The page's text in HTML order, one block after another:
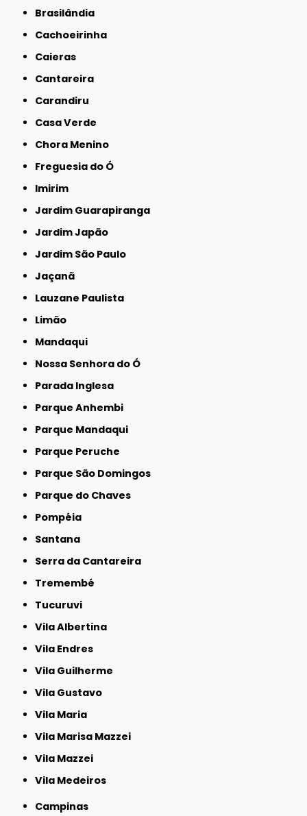
Brasilândia
Cachoeirinha
Caieras
Cantareira
Carandiru
Casa Verde
Chora Menino
Freguesia do Ó
Imirim
Jardim Guarapiranga
Jardim Japão
Jardim São Paulo
Jaçanã
Lauzane Paulista
Limão
Mandaqui
Nossa Senhora do Ó
Parada Inglesa
Parque Anhembi
Parque Mandaqui
Parque Peruche
Parque São Domingos
Parque do Chaves
Pompéia
Santana
Serra da Cantareira
Tremembé
Tucuruvi
Vila Albertina
Vila Endres
Vila Guilherme
Vila Gustavo
Vila Maria
Vila Marisa Mazzei
Vila Mazzei
Vila Medeiros
Campinas